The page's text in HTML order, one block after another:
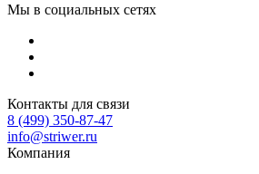
Мы в социальных сетях
Контакты для связи
8 (499) 350-87-47
info@striwer.ru
Компания